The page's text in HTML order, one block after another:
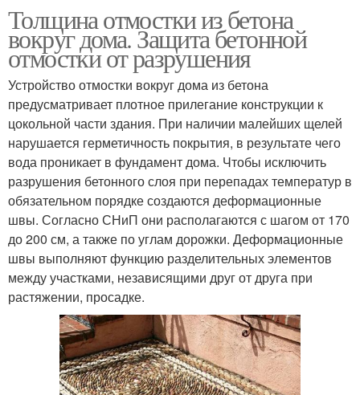
Толщина отмостки из бетона
вокруг дома. Защита бетонной
отмостки от разрушения
Устройство отмостки вокруг дома из бетона
предусматривает плотное прилегание конструкции к
цокольной части здания. При наличии малейших щелей
нарушается герметичность покрытия, в результате чего
вода проникает в фундамент дома. Чтобы исключить
разрушения бетонного слоя при перепадах температур в
обязательном порядке создаются деформационные
швы. Согласно СНиП они располагаются с шагом от 170
до 200 см, а также по углам дорожки. Деформационные
швы выполняют функцию разделительных элементов
между участками, независящими друг от друга при
растяжении, просадке.